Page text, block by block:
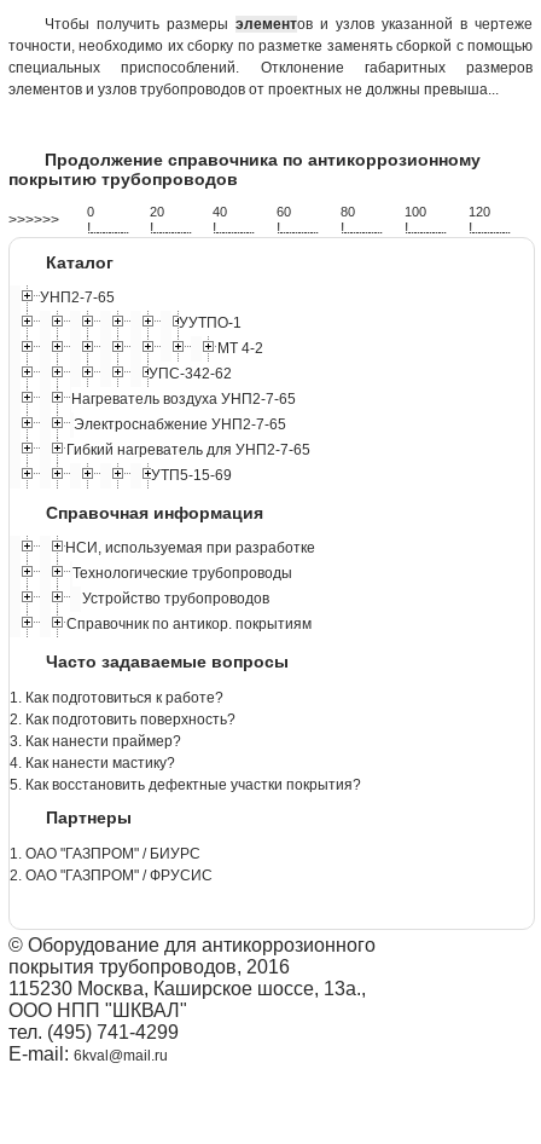
Чтобы получить размеры элементов и узлов указанной в чертеже
точности, необходимо их сборку по разметке заменять сборкой с помощью
специальных приспособлений. Отклонение габаритных размеров
элементов и узлов трубопроводов от проектных не должны превыша...
Продолжение справочника по антикоррозионному
покрытию трубопроводов
>>>>>> 0
!...................
20
!...................
40
!...................
60
!...................
80
!...................
100
!...................
120
!...................
Каталог
УНП2-7-65
УУТПО-1
МТ 4-2
УПС-342-62
Нагреватель воздуха УНП2-7-65
Электроснабжение УНП2-7-65
Гибкий нагреватель для УНП2-7-65
УТП5-15-69
Справочная информация
НСИ, используемая при разработке
Технологические трубопроводы
Устройство трубопроводов
Справочник по антикор. покрытиям
Часто задаваемые вопросы
1. Как подготовиться к работе?
2. Как подготовить поверхность?
3. Как нанести праймер?
4. Как нанести мастику?
5. Как восстановить дефектные участки покрытия?
Партнеры
1. ОАО "ГАЗПРОМ" / БИУРС
2. ОАО "ГАЗПРОМ" / ФРУСИС
© Оборудование для антикоррозионного
покрытия трубопроводов, 2016
115230 Москва, Каширское шоссе, 13а.,
ООО НПП "ШКВАЛ"
тел. (495) 741-4299
E-mail: 6kval@mail.ru